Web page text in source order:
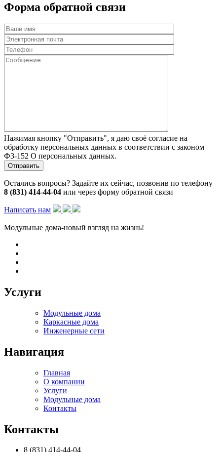
Форма обратной связи
Нажимая кнопку "Отправить", я даю своё согласие на
обработку персональных данных в соответствии с законом
ФЗ-152 О персональных данных.
Остались вопросы? Задайте их сейчас, позвонив по телефону
8 (831) 414-44-04 или через форму обратной связи
Написать нам
Модульные дома-новый взгляд на жизнь!
Услуги
Модульные дома
Каркасные дома
Инженерные сети
Навигация
Главная
О компании
Услуги
Модульные дома
Контакты
Контакты
8 (831) 414-44-04